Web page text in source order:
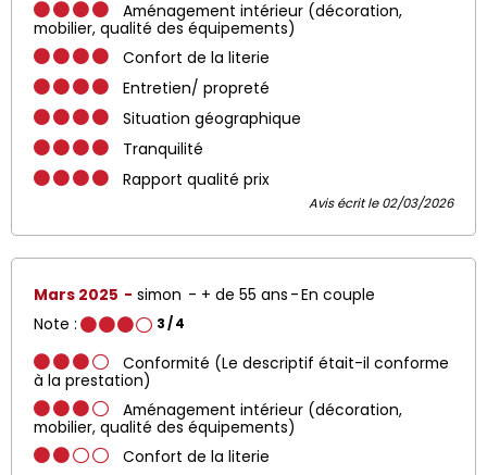
Aménagement intérieur (décoration,
mobilier, qualité des équipements)
Confort de la literie
Entretien/ propreté
Situation géographique
Tranquilité
Rapport qualité prix
Avis écrit le 02/03/2026
Mars 2025 simon + de 55 ans
En couple
Note :
3/ 4
Conformité (Le descriptif était-il conforme
à la prestation)
Aménagement intérieur (décoration,
mobilier, qualité des équipements)
Confort de la literie